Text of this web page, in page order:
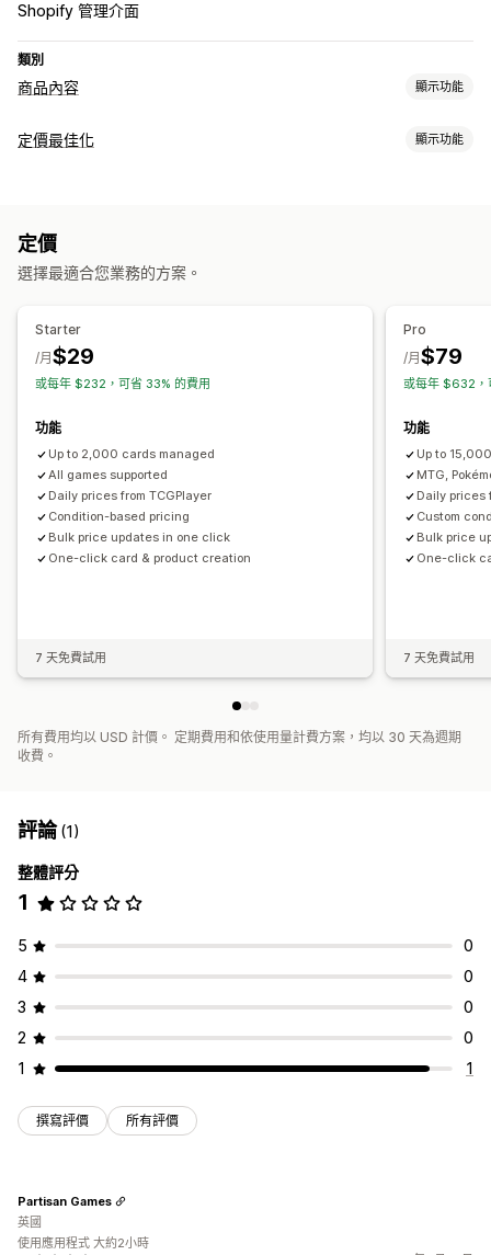
Shopify 管理介面
類別
商品內容 顯示功能
內容類型
多國語言
搜尋引擎最佳化 (SEO)
定價最佳化 顯示功能
定價
選擇最適合您業務的方案。
Starter
$29
/月
或每年 $232，可省 33% 的費用
功能
Up to 2,000 cards managed
All games supported
Daily prices from TCGPlayer
Condition-based pricing
Bulk price updates in one click
One-click card & product creation
7 天免費試用
Pro
$79
/月
或每年 $632，
功能
Up to
MTG,
Daily prices
Custom
Bulk price
One-click
7 天免費試用
所有費用均以 USD 計價。 定期費用和依使用量計費方案，均以 30 天為週期
收費。
評論(1)
整體評分
1
5
0
4
0
3
0
2
0
1
1
撰寫評價 所有評價
Partisan Games
英國
使用應用程式 大約2小時